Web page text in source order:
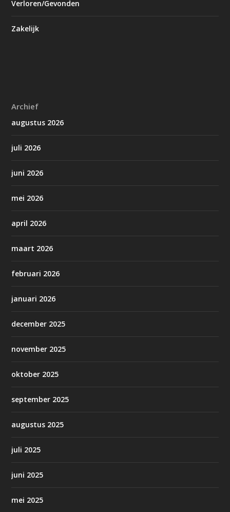
Verloren/Gevonden
Zakelijk
Archief
augustus 2026
juli 2026
juni 2026
mei 2026
april 2026
maart 2026
februari 2026
januari 2026
december 2025
november 2025
oktober 2025
september 2025
augustus 2025
juli 2025
juni 2025
mei 2025